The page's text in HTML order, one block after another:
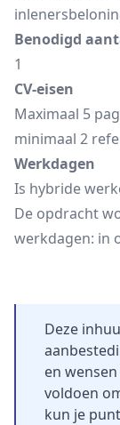
Benodigd
1
CV-eisen
Maximaal 5
minimaal 2
Werkdagen
Is hybride
De opdracht
werkdagen: in
Deze
en
voldoen
kun je